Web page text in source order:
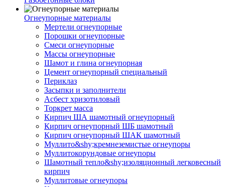
Огнеупорные материалы
Мертели огнеупорные
Порошки огнеупорные
Смеси огнеупорные
Массы огнеупорные
Шамот и глина огнеупорная
Цемент огнеупорный специальный
Периклаз
Засыпки и заполнители
Асбест хризотиловый
Торкрет масса
Кирпич ША шамотный огнеупорный
Кирпич огнеупорный ШБ шамотный
Кирпич огнеупорный ШАК шамотный
Муллито&shy;­кремнеземистые огнеупоры
Муллито­корундовые огнеупоры
Шамотный тепло&shy;изоляционный легковесный
кирпич
Муллитовые огнеупоры